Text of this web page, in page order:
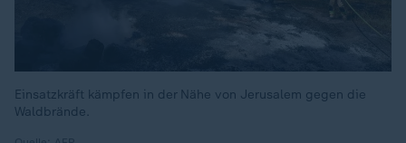
Einsatzkräft kämpfen in der Nähe von Jerusalem gegen die
Waldbrände.